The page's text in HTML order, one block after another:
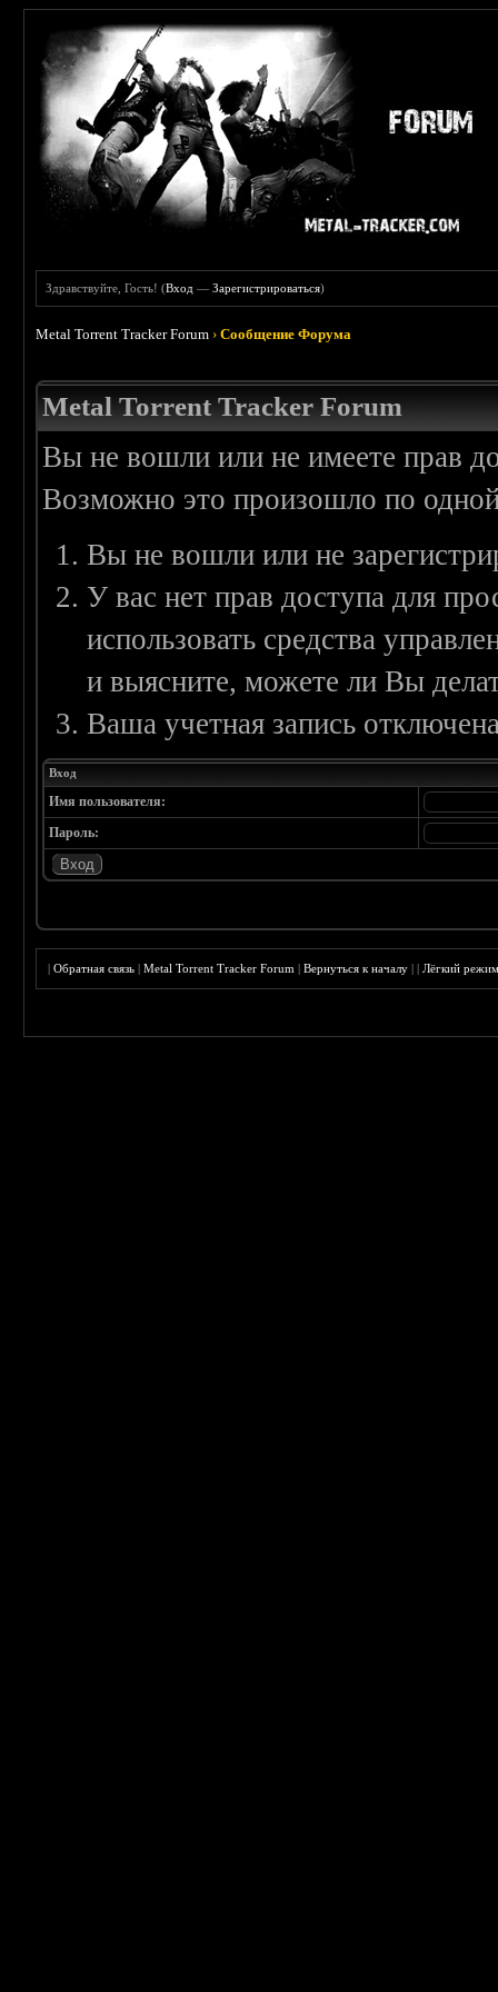
Здравствуйте, Гость! (Вход —Зарегистрироваться)
Metal Torrent Tracker Forum ›Сообщение Форума
Metal Torrent Tracker Forum
Вы не вошли или не имеете прав
Возможно это произошло по
Вы не вошли или не
У вас нет прав доступа для
использовать средства
и выясните, можете ли Вы
Ваша учетная запись
Вход
Имя пользователя:
Пароль:
|Обратная связь |Metal Torrent Tracker Forum |Вернуться к началу ||Лёгкий